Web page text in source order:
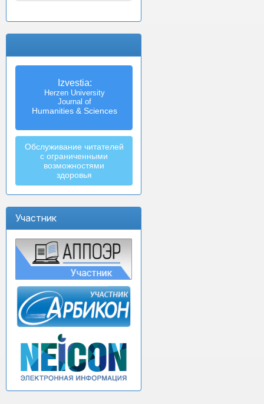
Izvestia:
Herzen University
Journal of
Humanities & Sciences
Обслуживание читателей
с ограниченными
возможностями
здоровья
Участник